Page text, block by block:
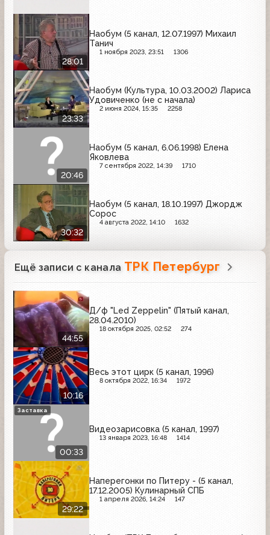
28:01
Наобум (5 канал, 12.07.1997) Михаил
Танич
1 ноября 2023, 23:51 1306
23:33
Наобум (Культура, 10.03.2002) Лариса
Удовиченко (не с начала)
2 июня 2024, 15:35 2258
20:46
Наобум (5 канал, 6.06.1998) Елена
Яковлева
7 сентября 2022, 14:39 1710
30:32
Наобум (5 канал, 18.10.1997) Джордж
Сорос
4 августа 2022, 14:10 1632
Ещё записи с канала ТРК Петербург
44:55
Д/ф "Led Zeppelin" (Пятый канал,
28.04.2010)
18 октября 2025, 02:52 274
10:16
Весь этот цирк (5 канал, 1996)
8 октября 2022, 16:34 1972
00:33
Видеозарисовка (5 канал, 1997)
13 января 2023, 16:48 1414
Заставка
29:22
Наперегонки по Питеру - (5 канал,
17.12.2005) Кулинарный СПБ
1 апреля 2026, 14:24 147